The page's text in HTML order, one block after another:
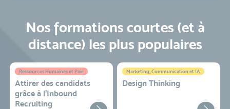
Nos formations courtes (et à
distance) les plus populaires
Ressources Humaines et Paie
Attirer des candidats
grâce à l’Inbound
Recruiting
Marketing, Communication et IA
Design Thinking